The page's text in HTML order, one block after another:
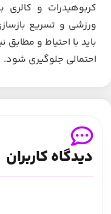
کربوهیدرات و کالری
ورزشی و تسریع
باید با احتیاط و
احتمالی جلوگیری شود.
دیدگاه کاربران